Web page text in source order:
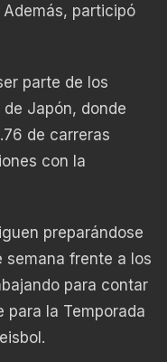
Además, participó
parte de los
Japón, donde
de carreras
con la
preparándose
semana frente a los
para contar
para la Temporada